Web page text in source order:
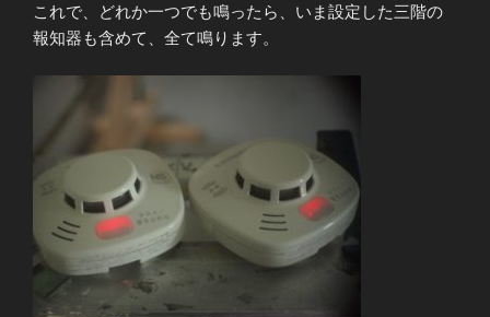
これで、どれか一つでも鳴ったら、いま設定した三階の
報知器も含めて、全て鳴ります。